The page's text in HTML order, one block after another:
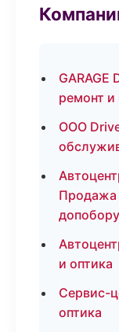
ремонт и
ООО
Продажа
и оптика
Сервис-
оптика